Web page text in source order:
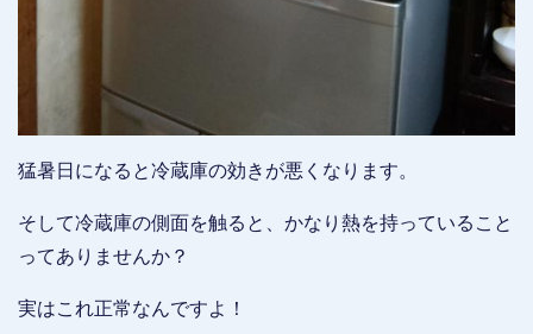
猛暑日になると冷蔵庫の効きが悪くなります。
そして冷蔵庫の側面を触ると、かなり熱を持っていること
ってありませんか？
実はこれ正常なんですよ！